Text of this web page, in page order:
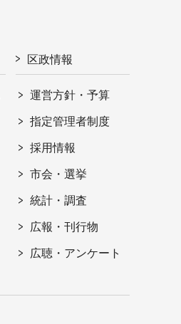
区政情報
運営方針・予算
指定管理者制度
採用情報
市会・選挙
統計・調査
広報・刊行物
広聴・アンケート